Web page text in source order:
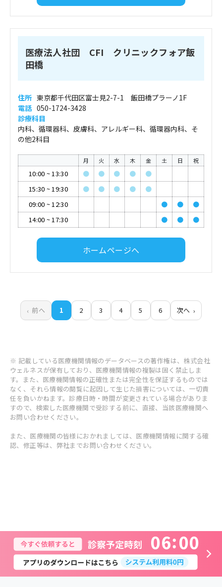
医療法人社団 CFI クリニックフォア飯
田橋
住所 東京都千代田区富士見2-7-1 飯田橋プラーノ1F
電話 050-1724-3428
診療科目
内科、循環器科、皮膚科、アレルギー科、循環器内科、そ
の他2科目
月 火 水 木 金 土 日 祝
10:00 ~13:30 ● ● ● ●
●
15:30 ~19:30 ● ● ● ●
●
09:00 ~12:30 ● ●
●
14:00 ~17:30 ● ● ●
ホームページへ
前へ 1 2 3 4 5 6 次へ
※ 記載している医療機関情報のデータベースの著作権は、株式会社
ウェルネスが保有しており、医療機関情報の複製は固く禁止しま
す。また、医療機関情報の正確性または完全性を保証するものでは
なく、それら情報の閲覧に起因して生じた損害については、一切責
任を負いかねます。診療日時・時間が変更されている場合がありま
すので、検索した医療機関で受診する前に、直接、当該医療機関へ
お問い合わせください。
また、医療機関の皆様におかれましては、医療機関情報に関する確
認、修正等は、弊社までお問い合わせください。
06 00